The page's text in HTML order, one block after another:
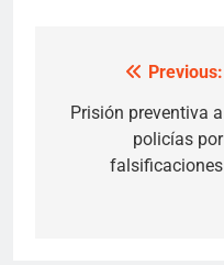
navigation
Previous:
Prisión preventiva a
policías por
falsificaciones